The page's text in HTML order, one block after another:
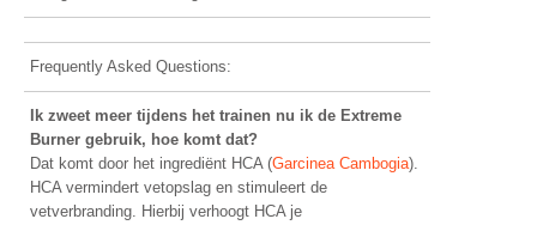
Frequently Asked Questions:
Ik zweet meer tijdens het trainen nu ik de Extreme
Burner gebruik, hoe komt dat?
Dat komt door het ingrediënt HCA (Garcinea Cambogia).
HCA vermindert vetopslag en stimuleert de
vetverbranding. Hierbij verhoogt HCA je